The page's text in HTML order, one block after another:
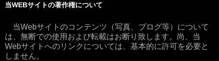
当WEBサイトの著作権について
当Webサイトのコンテンツ（写真、ブログ等）について
は、無断での使用および転載はお断り致します。尚、当
Webサイトへのリンクについては、基本的に許可を必要と
しません。